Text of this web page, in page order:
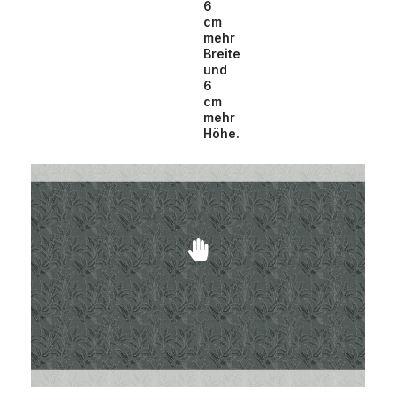
6
cm
mehr
Breite
und
6
cm
mehr
Höhe.